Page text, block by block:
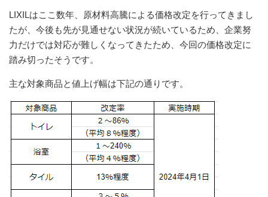
LIXILはここ数年、原材料高騰による価格改定を行ってきまし
たが、今後も先が見通せない状況が続いているため、企業努
力だけでは対応が難しくなってきたため、今回の価格改定に
踏み切ったそうです。
主な対象商品と値上げ幅は下記の通りです。